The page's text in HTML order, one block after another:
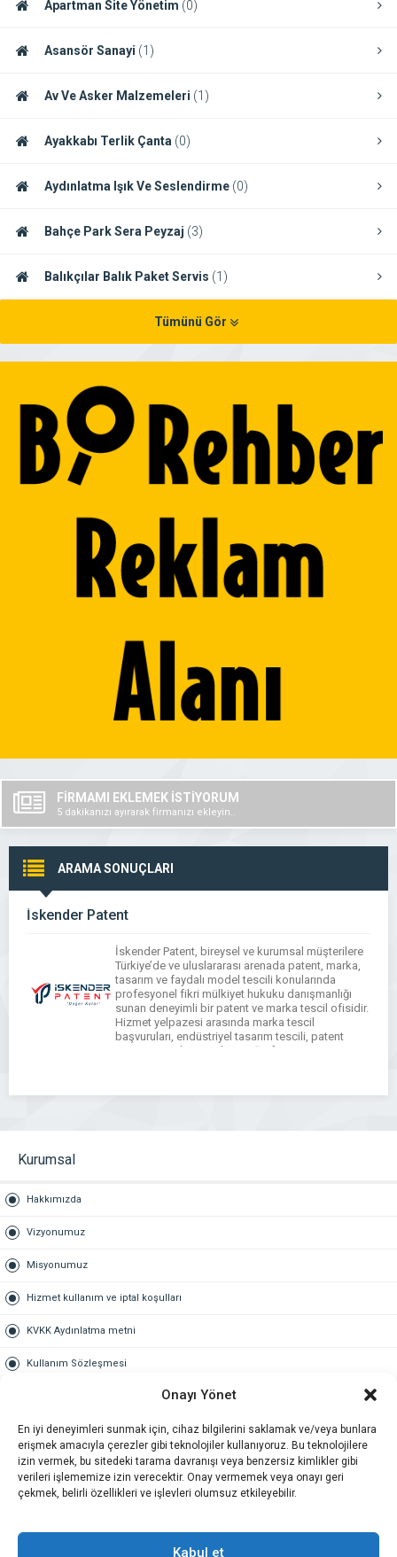
Onayı Yönet
En iyi deneyimleri sunmak için, cihaz bilgilerini saklamak ve/veya bunlara
erişmek amacıyla çerezler gibi teknolojiler kullanıyoruz. Bu teknolojilere
izin vermek, bu sitedeki tarama davranışı veya benzersiz kimlikler gibi
verileri işlememize izin verecektir. Onay vermemek veya onayı geri
çekmek, belirli özellikleri ve işlevleri olumsuz etkileyebilir.
Kabul et
Apartman Site Yönetim (0)
Asansör Sanayi (1)
Av Ve Asker Malzemeleri (1)
Ayakkabı Terlik Çanta (0)
Aydınlatma Işık Ve Seslendirme (0)
Bahçe Park Sera Peyzaj (3)
Balıkçılar Balık Paket Servis (1)
Tümünü Gör
FİRMAMI EKLEMEK İSTİYORUM
5 dakikanızı ayırarak firmanızı ekleyin..
ARAMA SONUÇLARI
İskender Patent
İskender Patent, bireysel ve kurumsal müşterilere
Türkiye’de ve uluslararası arenada patent, marka,
tasarım ve faydalı model tescili konularında
profesyonel fikri mülkiyet hukuku danışmanlığı
sunan deneyimli bir patent ve marka tescil ofisidir.
Hizmet yelpazesi arasında marka tescil
başvuruları, endüstriyel tasarım tescili, patent
araştırma ve başvuruları, coğrafi işaret
Kurumsal
Hakkımızda
Vizyonumuz
Misyonumuz
Hizmet kullanım ve iptal koşulları
KVKK Aydınlatma metni
Kullanım Sözleşmesi
Gold üyelik nedir
Kariyer